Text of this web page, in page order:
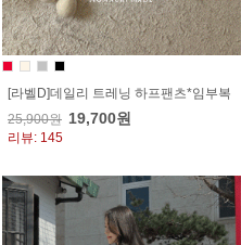
[라벨D]데일리 트레닝 하프팬츠*임부복
25,900원 19,700원
리뷰: 145